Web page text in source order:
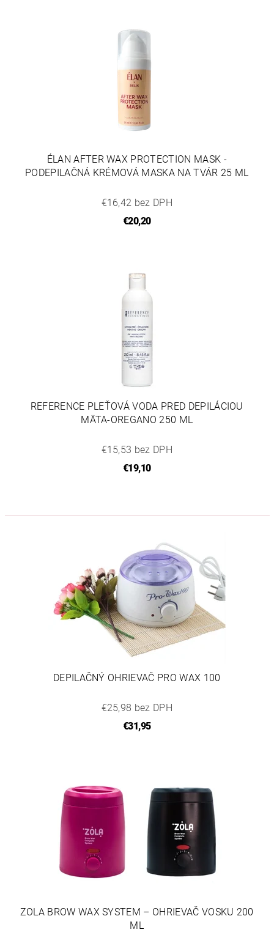
ÉLAN AFTER WAX PROTECTION MASK -
PODEPILAČNÁ KRÉMOVÁ MASKA NA TVÁR 25 ML
€16,42 bez DPH
€20,20
REFERENCE PLEŤOVÁ VODA PRED DEPILÁCIOU
MÄTA-OREGANO 250 ML
€15,53 bez DPH
€19,10
DEPILAČNÝ OHRIEVAČ PRO WAX 100
€25,98 bez DPH
€31,95
ZOLA BROW WAX SYSTEM – OHRIEVAČ VOSKU 200
ML